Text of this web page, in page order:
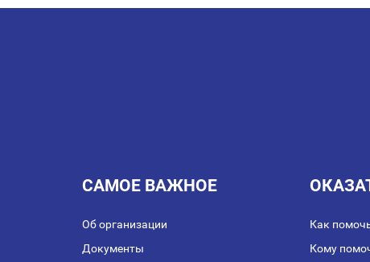
ПО
САМОЕ ВАЖНОЕ
Об организации
Документы
Как
Кому